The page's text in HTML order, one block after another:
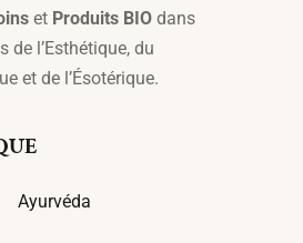
et Produits BIO dans
de l’Esthétique, du
et de l’Ésotérique.
Ayurvéda